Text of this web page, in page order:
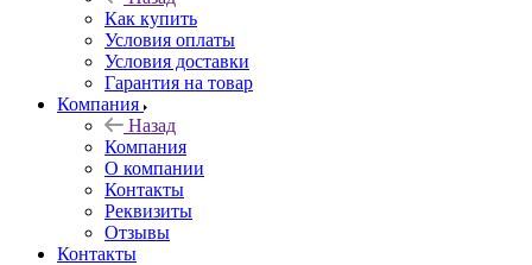
Как купить
Условия оплаты
Условия доставки
Гарантия на товар
Компания
Назад
Компания
О компании
Контакты
Реквизиты
Отзывы
Контакты